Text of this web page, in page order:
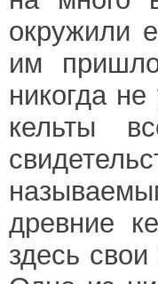
окружили
им
никогда
кельты
древние
здесь